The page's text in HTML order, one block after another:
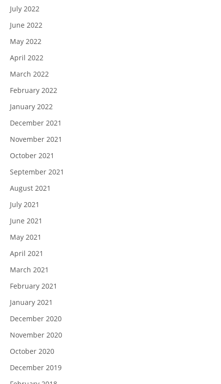
July 2022
June 2022
May 2022
April 2022
March 2022
February 2022
January 2022
December 2021
November 2021
October 2021
September 2021
August 2021
July 2021
June 2021
May 2021
April 2021
March 2021
February 2021
January 2021
December 2020
November 2020
October 2020
December 2019